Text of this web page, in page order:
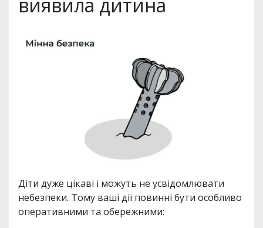
виявила дитина
Діти дуже цікаві і можуть не усвідомлювати
небезпеки. Тому ваші дії повинні бути особливо
оперативними та обережними: